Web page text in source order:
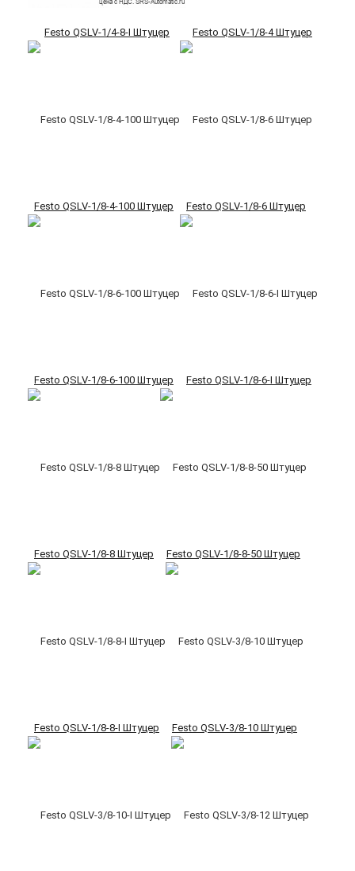
Festo QSLV-1/4-8-I Штуцер Festo QSLV-1/8-4 Штуцер
Festo QSLV-1/8-4-100 Штуцер Festo QSLV-1/8-6 Штуцер
Festo QSLV-1/8-6-100 Штуцер Festo QSLV-1/8-6-I Штуцер
Festo QSLV-1/8-8 Штуцер Festo QSLV-1/8-8-50 Штуцер
Festo QSLV-1/8-8-I Штуцер Festo QSLV-3/8-10 Штуцер